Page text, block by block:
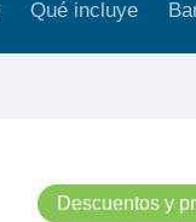
Qué incluye
Descuentos y